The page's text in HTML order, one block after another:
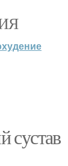
сустав